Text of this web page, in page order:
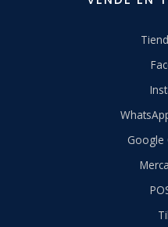
Google